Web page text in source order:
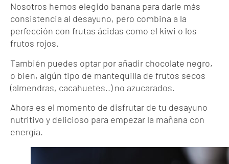
Nosotros hemos elegido banana para darle más
consistencia al desayuno, pero combina a la
perfección con frutas ácidas como el kiwi o los
frutos rojos.
También puedes optar por añadir chocolate negro,
o bien, algún tipo de mantequilla de frutos secos
(almendras, cacahuetes..) no azucarados.
Ahora es el momento de disfrutar de tu desayuno
nutritivo y delicioso para empezar la mañana con
energía.